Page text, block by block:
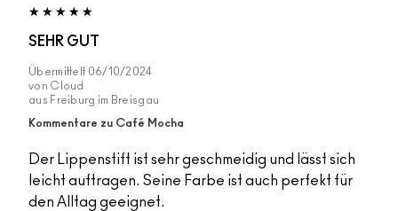
SEHR GUT
Übermittelt 06/10/2024
von Cloud
aus Freiburg im Breisgau
Kommentare zu Café Mocha
Der Lippenstift ist sehr geschmeidig und lässt sich
leicht auftragen. Seine Farbe ist auch perfekt für
den Alltag geeignet.